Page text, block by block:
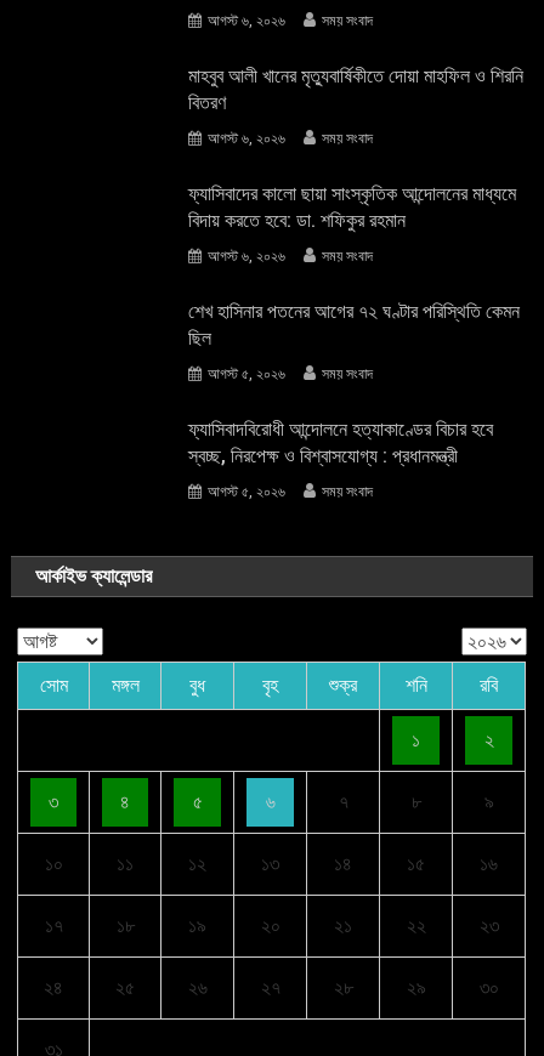
আগস্ট ৬, ২০২৬ সময় সংবাদ
মাহবুব আলী খানের মৃত্যুবার্ষিকীতে দোয়া মাহফিল ও শিরনি
বিতরণ
আগস্ট ৬, ২০২৬ সময় সংবাদ
ফ্যাসিবাদের কালো ছায়া সাংস্কৃতিক আন্দােলনের মাধ্যমে
বিদায় করতে হবে: ডা. শফিকুর রহমান
আগস্ট ৬, ২০২৬ সময় সংবাদ
শেখ হাসিনার পতনের আগের ৭২ ঘণ্টার পরিস্থিতি কেমন
ছিল
আগস্ট ৫, ২০২৬ সময় সংবাদ
ফ্যাসিবাদবিরোধী আন্দোলনে হত্যাকাণ্ডের বিচার হবে
স্বচ্ছ, নিরপেক্ষ ও বিশ্বাসযোগ্য : প্রধানমন্ত্রী
আগস্ট ৫, ২০২৬ সময় সংবাদ
আর্কাইভ ক্যালেন্ডার
সোম মঙ্গল বুধ বৃহ শুক্র শনি রবি
১ ২
৩ ৪ ৫ ৬ ৭ ৮ ৯
১০ ১১ ১২ ১৩ ১৪ ১৫ ১৬
১৭ ১৮ ১৯ ২০ ২১ ২২ ২৩
২৪ ২৫ ২৬ ২৭ ২৮ ২৯ ৩০
৩১